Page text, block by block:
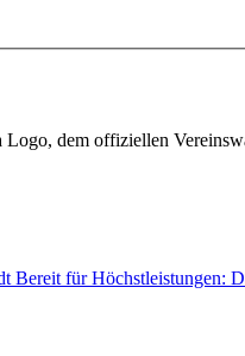
Bereit für Höchstleistungen: